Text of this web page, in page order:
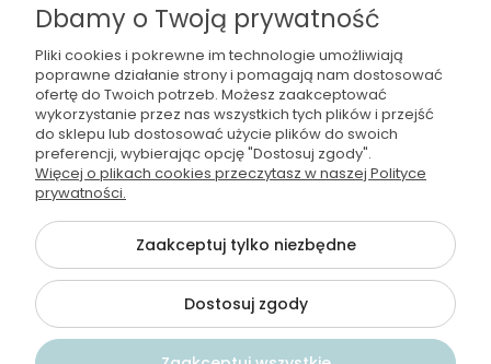
Moje konto
Regulamin i polityka
Płatności i dostawa
©2026 Wszelkie Prawa Zastrzeżone | Wodamoda
Szablon Flex by Ecommercy
Dbamy o Twoją prywatność
Pliki cookies i pokrewne im technologie umożliwiają
poprawne działanie strony i pomagają nam dostosować
ofertę do Twoich potrzeb. Możesz zaakceptować
wykorzystanie przez nas wszystkich tych plików i przejść
do sklepu lub dostosować użycie plików do swoich
preferencji, wybierając opcję "Dostosuj zgody".
Więcej o plikach cookies przeczytasz w naszej Polityce
prywatności.
Zaakceptuj tylko niezbędne
Dostosuj zgody